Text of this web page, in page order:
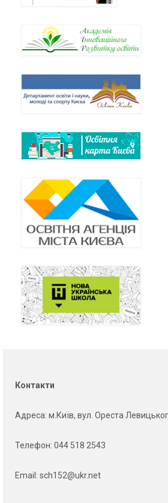
Контакти
Адреса: м.Київ, вул. Ореста
Телефон: 044 518 2543
Email: sch152@ukr.net